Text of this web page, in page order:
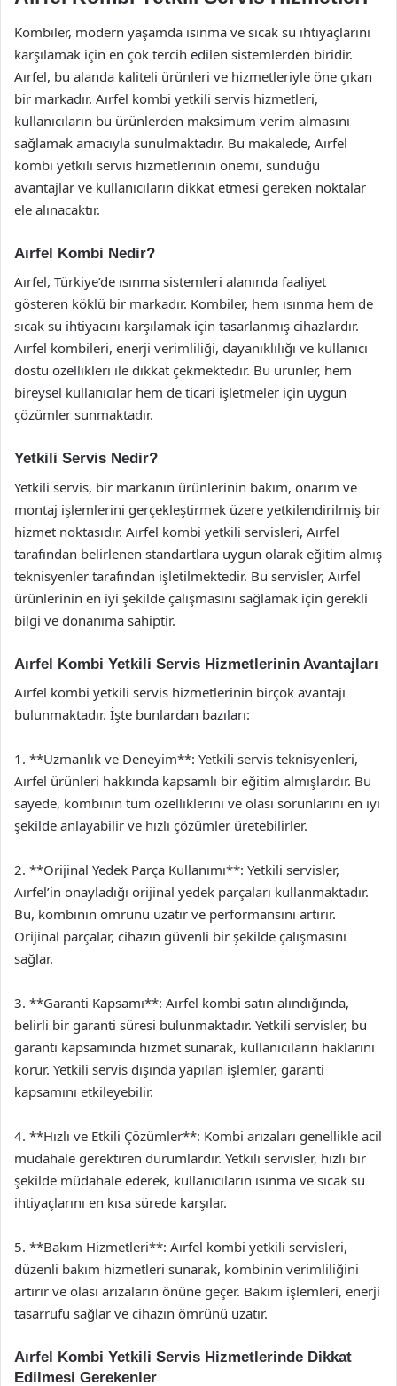
Kombiler, modern yaşamda ısınma ve sıcak su ihtiyaçlarını
karşılamak için en çok tercih edilen sistemlerden biridir.
Aırfel, bu alanda kaliteli ürünleri ve hizmetleriyle öne çıkan
bir markadır. Aırfel kombi yetkili servis hizmetleri,
kullanıcıların bu ürünlerden maksimum verim almasını
sağlamak amacıyla sunulmaktadır. Bu makalede, Aırfel
kombi yetkili servis hizmetlerinin önemi, sunduğu
avantajlar ve kullanıcıların dikkat etmesi gereken noktalar
ele alınacaktır.
Aırfel Kombi Nedir?
Aırfel, Türkiye’de ısınma sistemleri alanında faaliyet
gösteren köklü bir markadır. Kombiler, hem ısınma hem de
sıcak su ihtiyacını karşılamak için tasarlanmış cihazlardır.
Aırfel kombileri, enerji verimliliği, dayanıklılığı ve kullanıcı
dostu özellikleri ile dikkat çekmektedir. Bu ürünler, hem
bireysel kullanıcılar hem de ticari işletmeler için uygun
çözümler sunmaktadır.
Yetkili Servis Nedir?
Yetkili servis, bir markanın ürünlerinin bakım, onarım ve
montaj işlemlerini gerçekleştirmek üzere yetkilendirilmiş bir
hizmet noktasıdır. Aırfel kombi yetkili servisleri, Aırfel
tarafından belirlenen standartlara uygun olarak eğitim almış
teknisyenler tarafından işletilmektedir. Bu servisler, Aırfel
ürünlerinin en iyi şekilde çalışmasını sağlamak için gerekli
bilgi ve donanıma sahiptir.
Aırfel Kombi Yetkili Servis Hizmetlerinin Avantajları
Aırfel kombi yetkili servis hizmetlerinin birçok avantajı
bulunmaktadır. İşte bunlardan bazıları:
1. **Uzmanlık ve Deneyim**: Yetkili servis teknisyenleri,
Aırfel ürünleri hakkında kapsamlı bir eğitim almışlardır. Bu
sayede, kombinin tüm özelliklerini ve olası sorunlarını en iyi
şekilde anlayabilir ve hızlı çözümler üretebilirler.
2. **Orijinal Yedek Parça Kullanımı**: Yetkili servisler,
Aırfel’in onayladığı orijinal yedek parçaları kullanmaktadır.
Bu, kombinin ömrünü uzatır ve performansını artırır.
Orijinal parçalar, cihazın güvenli bir şekilde çalışmasını
sağlar.
3. **Garanti Kapsamı**: Aırfel kombi satın alındığında,
belirli bir garanti süresi bulunmaktadır. Yetkili servisler, bu
garanti kapsamında hizmet sunarak, kullanıcıların haklarını
korur. Yetkili servis dışında yapılan işlemler, garanti
kapsamını etkileyebilir.
4. **Hızlı ve Etkili Çözümler**: Kombi arızaları genellikle acil
müdahale gerektiren durumlardır. Yetkili servisler, hızlı bir
şekilde müdahale ederek, kullanıcıların ısınma ve sıcak su
ihtiyaçlarını en kısa sürede karşılar.
5. **Bakım Hizmetleri**: Aırfel kombi yetkili servisleri,
düzenli bakım hizmetleri sunarak, kombinin verimliliğini
artırır ve olası arızaların önüne geçer. Bakım işlemleri, enerji
tasarrufu sağlar ve cihazın ömrünü uzatır.
Aırfel Kombi Yetkili Servis Hizmetlerinde Dikkat
Edilmesi Gerekenler